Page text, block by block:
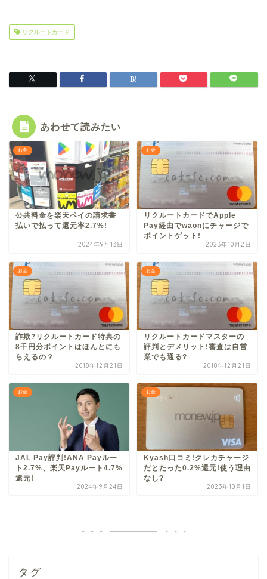
リクルートカード
あわせて読みたい
お金
公共料金を楽天ペイの請求書
払いで払って還元率2.7%!
2024年9月13日
お金
リクルートカードでApple
Pay経由でwaonにチャージで
ポイントゲット!
2023年10月2日
お金
詐欺?リクルートカード特典の
8千円分ポイントはほんとにも
らえるの？
2018年12月21日
お金
リクルートカードマスターの
評判とデメリット!審査は自営
業でも通る?
2018年12月21日
お金
JAL Pay評判!ANA Payルー
ト2.7%、楽天Payルート4.7%
還元!
2024年9月24日
お金
Kyash口コミ!クレカチャージ
だとたった0.2%還元!使う理由
なし?
2023年10月1日
タグ